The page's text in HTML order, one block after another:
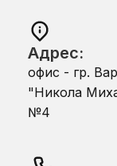
Адрес:
офис - гр.
"Никола
№4